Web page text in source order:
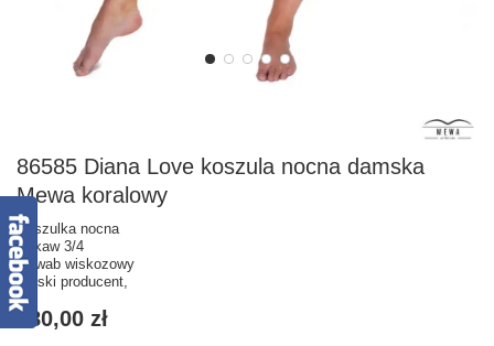
86585 Diana Love koszula nocna damska
Mewa koralowy
Koszulka nocna
Rękaw 3/4
jedwab wiskozowy
Polski producent,
180,00 zł